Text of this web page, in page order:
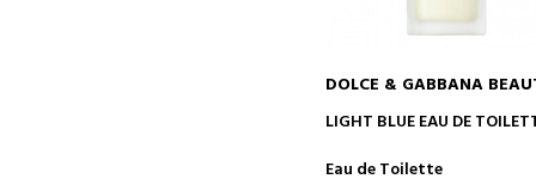
IN DEN WARENKORB
DOLCE & GABBANA
LIGHT BLUE EAU DE
Eau de Toilette